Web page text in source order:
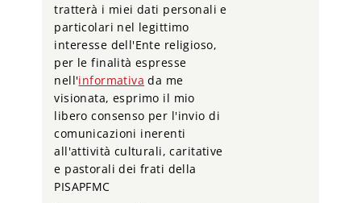
tratterà i miei dati personali e
particolari nel legittimo
interesse dell'Ente religioso,
per le finalità espresse
nell'informativa da me
visionata, esprimo il mio
libero consenso per l'invio di
comunicazioni inerenti
all'attività culturali, caritative
e pastorali dei frati della
PISAPFMC